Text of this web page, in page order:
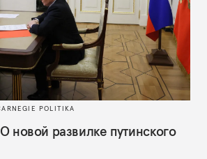
POLITIKA
новой развилке путинского